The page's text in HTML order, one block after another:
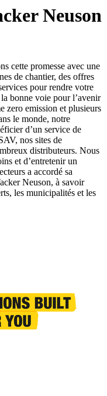
Neuson
cette promesse avec une
de chantier, des offres
pour rendre votre
bonne voie pour l’avenir
zero emission et plusieurs
le monde, notre
d’un service de
nos sites de
distributeurs. Nous
et d’entretenir un
a accordé sa
Neuson, à savoir
les municipalités et les